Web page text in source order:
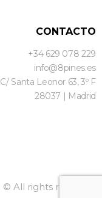
CONTACTO
+34 629 078 229
info@8pines.es
C/ Santa Leonor 63, 3º F
28037 | Madrid
© All rights reserved